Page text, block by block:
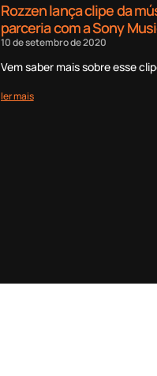
Rozzen lança clipe da
parceria com a Sony
10 de setembro de 2020
Vem saber mais sobre esse
ler mais